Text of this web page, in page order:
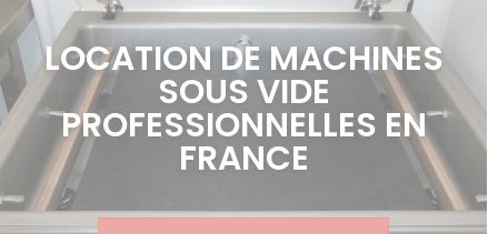
LOCATION DE MACHINES
SOUS VIDE
PROFESSIONNELLES EN
FRANCE